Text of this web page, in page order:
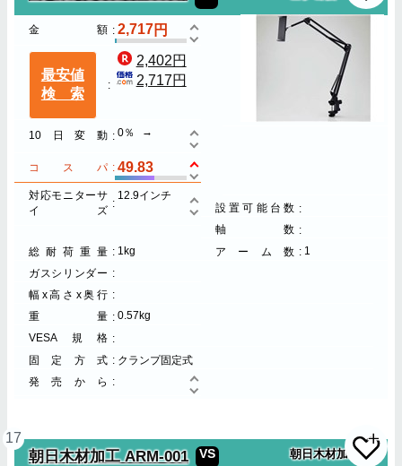
金額 2,717
最安値
検索
2,402円
2,717円
10日変動 0％
コスパ 49.83
対応モニターサ
イズ
12.9インチ
設置可能台数
軸数
総耐荷重量
1kg アーム数
1
ガスシリンダー
幅x高さx奥行
重量
0.57kg
VESA規格
固定方式
クランプ固定式
発売から
17
朝日木材加工 ARM-001 VS 朝日木材加工